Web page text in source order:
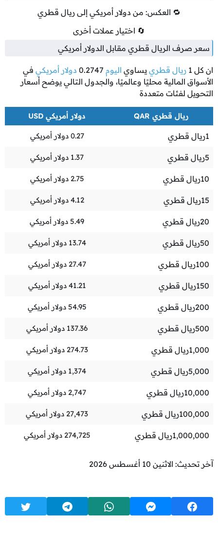
🔁 العكس: من دولار أمريكي إلى ريال قطري
🔄 اختيار عملات أخرى
سعر صرف الريال قطري مقابل الدولار أمريكي
ان كل 1 ريال قطري يساوي اليوم 0.2747 دولار أمريكي في
الأسواق المالية محليًا وعالميًا، والجدول التالي يوضح أسعار
التحويل لفئات متعددة
ريال قطري QAR دولار أمريكي USD
1ريال قطري 0.27 دولار أمريكي
5ريال قطري 1.37 دولار أمريكي
10ريال قطري 2.75 دولار أمريكي
15ريال قطري 4.12 دولار أمريكي
20ريال قطري 5.49 دولار أمريكي
50ريال قطري 13.74 دولار أمريكي
100ريال قطري 27.47 دولار أمريكي
150ريال قطري 41.21 دولار أمريكي
200ريال قطري 54.95 دولار أمريكي
500ريال قطري 137.36 دولار أمريكي
1,000ريال قطري 274.73 دولار أمريكي
5,000ريال قطري 1,374 دولار أمريكي
10,000ريال قطري 2,747 دولار أمريكي
100,000ريال قطري 27,473 دولار أمريكي
1,000,000ريال قطري 274,725 دولار أمريكي
آخر تحديث: الاثنين 10 أغسطس 2026